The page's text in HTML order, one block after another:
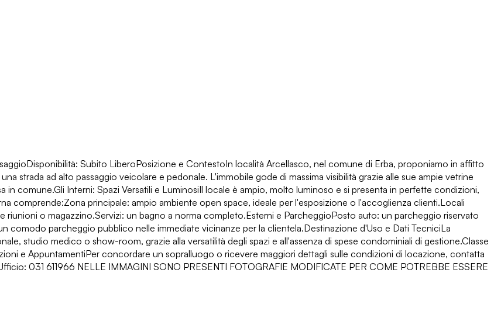
Subito LiberoPosizione e ContestoIn località Arcellasco, nel comune di Erba, proponiamo in affitto
strada ad alto passaggio veicolare e pedonale. L'immobile gode di massima visibilità grazie alle sue ampie vetrine
comune.Gli Interni: Spazi Versatili e LuminosiIl locale è ampio, molto luminoso e si presenta in perfette condizioni,
comprende:Zona principale: ampio ambiente open space, ideale per l'esposizione o l'accoglienza clienti.Locali
o magazzino.Servizi: un bagno a norma completo.Esterni e ParcheggioPosto auto: un parcheggio riservato
comodo parcheggio pubblico nelle immediate vicinanze per la clientela.Destinazione d'Uso e Dati TecniciLa
studio medico o show-room, grazie alla versatilità degli spazi e all'assenza di spese condominiali di gestione.Classe
e AppuntamentiPer concordare un sopralluogo o ricevere maggiori dettagli sulle condizioni di locazione, contatta
031 611966 NELLE IMMAGINI SONO PRESENTI FOTOGRAFIE MODIFICATE PER COME POTREBBE ESSERE